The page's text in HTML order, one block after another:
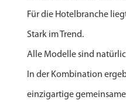
Für die Hotelbranche
Stark im Trend.
Alle Modelle sind
In der Kombination
einzigartige